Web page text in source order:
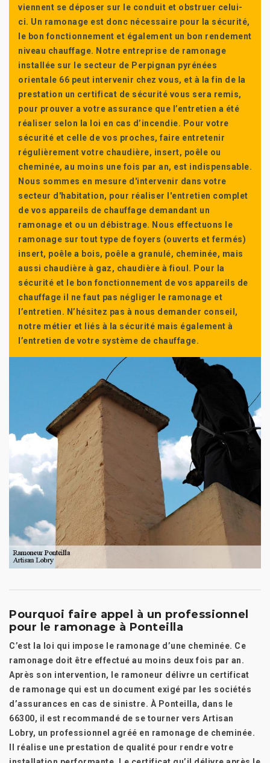
viennent se déposer sur le conduit et obstruer celui-
ci. Un ramonage est donc nécessaire pour la sécurité,
le bon fonctionnement et également un bon rendement
niveau chauffage. Notre entreprise de ramonage
installée sur le secteur de Perpignan pyrénées
orientale 66 peut intervenir chez vous, et à la fin de la
prestation un certificat de sécurité vous sera remis,
pour prouver a votre assurance que l’entretien a été
réaliser selon la loi en cas d’incendie. Pour votre
sécurité et celle de vos proches, faire entretenir
régulièrement votre chaudière, insert, poêle ou
cheminée, au moins une fois par an, est indispensable.
Nous sommes en mesure d'intervenir dans votre
secteur d'habitation, pour réaliser l'entretien complet
de vos appareils de chauffage demandant un
ramonage et ou un débistrage. Nous effectuons le
ramonage sur tout type de foyers (ouverts et fermés)
insert, poêle a bois, poêle a granulé, cheminée, mais
aussi chaudière à gaz, chaudière à fioul. Pour la
sécurité et le bon fonctionnement de vos appareils de
chauffage il ne faut pas négliger le ramonage et
l’entretien. N’hésitez pas à nous demander conseil,
notre métier et liés à la sécurité mais également à
l’entretien de votre système de chauffage.
Pourquoi faire appel à un professionnel
pour le ramonage à Ponteilla
C’est la loi qui impose le ramonage d’une cheminée. Ce
ramonage doit être effectué au moins deux fois par an.
Après son intervention, le ramoneur délivre un certificat
de ramonage qui est un document exigé par les sociétés
d’assurances en cas de sinistre. À Ponteilla, dans le
66300, il est recommandé de se tourner vers Artisan
Lobry, un professionnel agréé en ramonage de cheminée.
Il réalise une prestation de qualité pour rendre votre